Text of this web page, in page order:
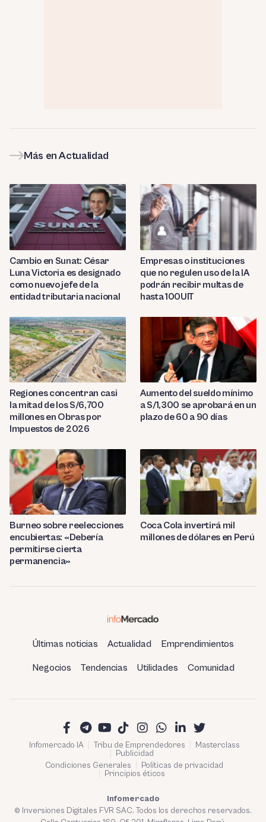
Más en Actualidad
Cambio en Sunat: César
Luna Victoria es designado
como nuevo jefe de la
entidad tributaria nacional
Empresas o instituciones
que no regulen uso de la IA
podrán recibir multas de
hasta 100UIT
Regiones concentran casi
la mitad de los S/6,700
millones en Obras por
Impuestos de 2026
Aumento del sueldo mínimo
a S/1,300 se aprobará en un
plazo de 60 a 90 días
Burneo sobre reelecciones
encubiertas: «Debería
permitirse cierta
permanencia»
Coca Cola invertirá mil
millones de dólares en Perú
Últimas noticias Actualidad Emprendimientos
Negocios Tendencias Utilidades Comunidad
Infomercado IA Tribu de Emprendedores
Masterclass
Publicidad
Condiciones Generales
Políticas de privacidad
Principios éticos
Infomercado
© Inversiones Digitales FVR SAC. Todos los derechos reservados.